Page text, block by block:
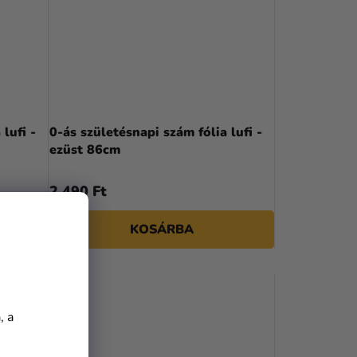
a
lufi -
0-ás születésnapi szám fólia lufi -
ezüst 86cm
2 490 Ft
KOSÁRBA